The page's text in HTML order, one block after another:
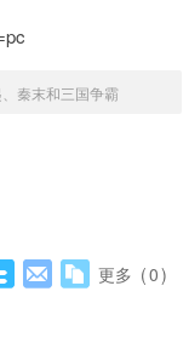
秦末和三国争霸
更多 (0)